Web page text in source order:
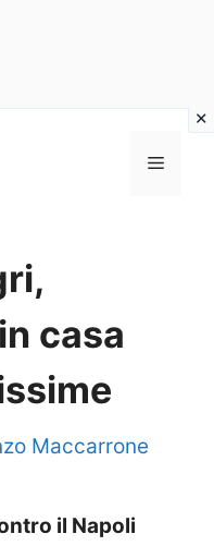
MENU
casa
Maccarrone
il Napoli